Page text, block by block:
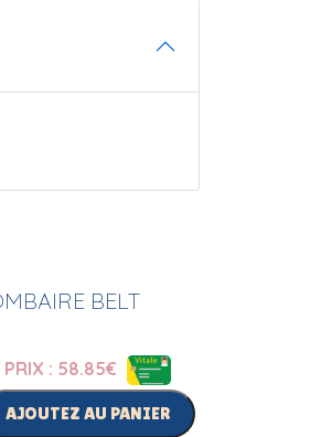
BELT
PRIX : 58.85€
AJOUTEZ AU PANIER